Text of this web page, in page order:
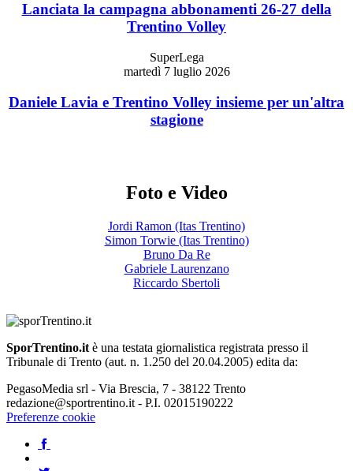
Lanciata la campagna abbonamenti 26-27 della
Trentino Volley
SuperLega
martedì 7 luglio 2026
Daniele Lavia e Trentino Volley insieme per un'altra
stagione
Foto e Video
Jordi Ramon (Itas Trentino)
Simon Torwie (Itas Trentino)
Bruno Da Re
Gabriele Laurenzano
Riccardo Sbertoli
SporTrentino.it è una testata giornalistica registrata presso il
Tribunale di Trento (aut. n. 1.250 del 20.04.2005) edita da:
PegasoMedia srl - Via Brescia, 7 - 38122 Trento
redazione@sportrentino.it - P.I. 02015190222
Preferenze cookie